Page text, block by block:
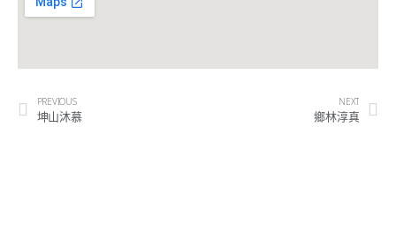
PREVIOUS
坤山沐慕
NEXT
鄉林淳真